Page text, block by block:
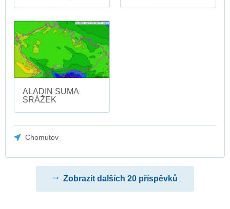
ALADIN SUMA
SRÁŽEK
Chomutov
Zobrazit dalších 20 příspěvků